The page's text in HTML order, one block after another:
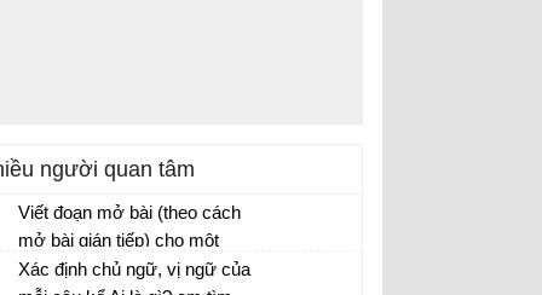
người quan tâm
Viết đoạn mở bài (theo cách
mở bài gián tiếp) cho một
trong ba bài văn tả cây
Xác định chủ ngữ, vị ngữ của